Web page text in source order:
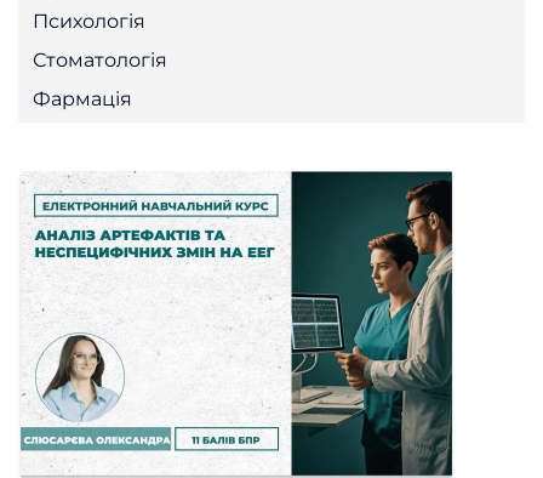
Психологія
Стоматологія
Фармація